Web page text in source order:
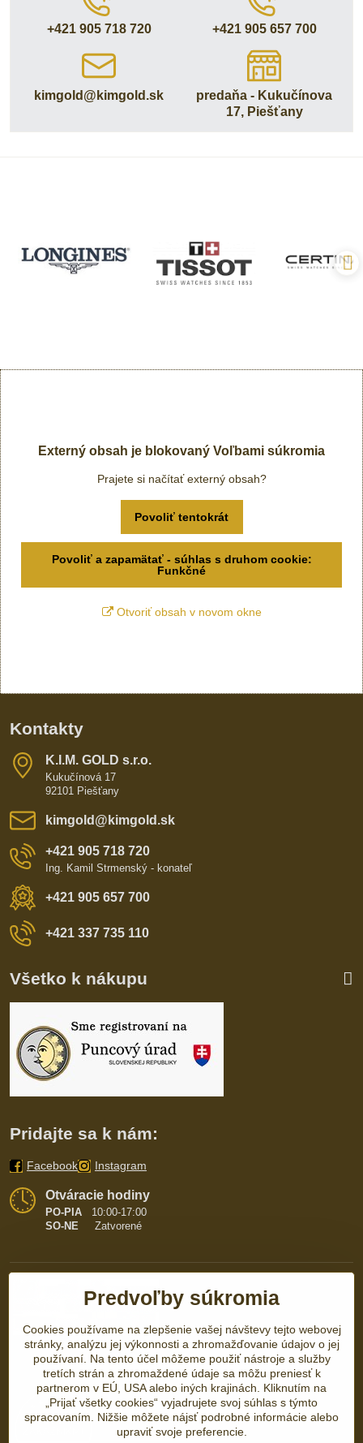
+421 905 718 720 +421 905 657 700
kimgold​@kimgold​.sk
predaňa - Kukučínova
17, Piešťany
Externý obsah je blokovaný Voľbami súkromia
Prajete si načítať externý obsah?
Povoliť tentokrát
Povoliť a zapamätať - súhlas s druhom cookie:
Funkčné
Otvoriť obsah v novom okne
Kontakty
K​​.I​​.M​​. GOLD s​​.r​​.o​​.
Kukučínová 17
92101 Piešťany
kimgold​@kimgold​.sk
+421 905 718 720
Ing. Kamil Strmenský - konateľ
+421 905 657 700
+421 337 735 110
Všetko k nákupu
Pridajte sa k nám:
Facebook Instagram
Otváracie hodiny
PO-PIA
10:00-17:00
SO-NE Zatvorené
Predvoľby súkromia
Cookies používame na zlepšenie vašej návštevy tejto webovej
stránky, analýzu jej výkonnosti a zhromažďovanie údajov o jej
používaní. Na tento účel môžeme použiť nástroje a služby
tretích strán a zhromaždené údaje sa môžu preniesť k
partnerom v EÚ, USA alebo iných krajinách. Kliknutím na
„Prijať všetky cookies“ vyjadrujete svoj súhlas s týmto
spracovaním. Nižšie môžete nájsť podrobné informácie alebo
upraviť svoje preferencie.